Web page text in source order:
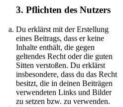
3. Pflichten des Nutzers
Du erklärst mit der Erstellung
eines Beitrags, dass er keine
Inhalte enthält, die gegen
geltendes Recht oder die guten
Sitten verstoßen. Du erklärst
insbesondere, dass du das Recht
besitzt, die in deinen Beiträgen
verwendeten Links und Bilder
zu setzen bzw. zu verwenden.